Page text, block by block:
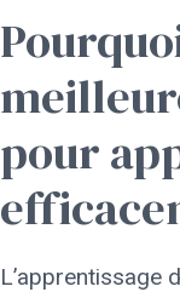
pour
L’apprentissage